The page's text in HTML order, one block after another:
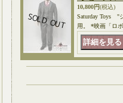
10,800円(税込)
Saturday Toys "
用。 *映画「ロ